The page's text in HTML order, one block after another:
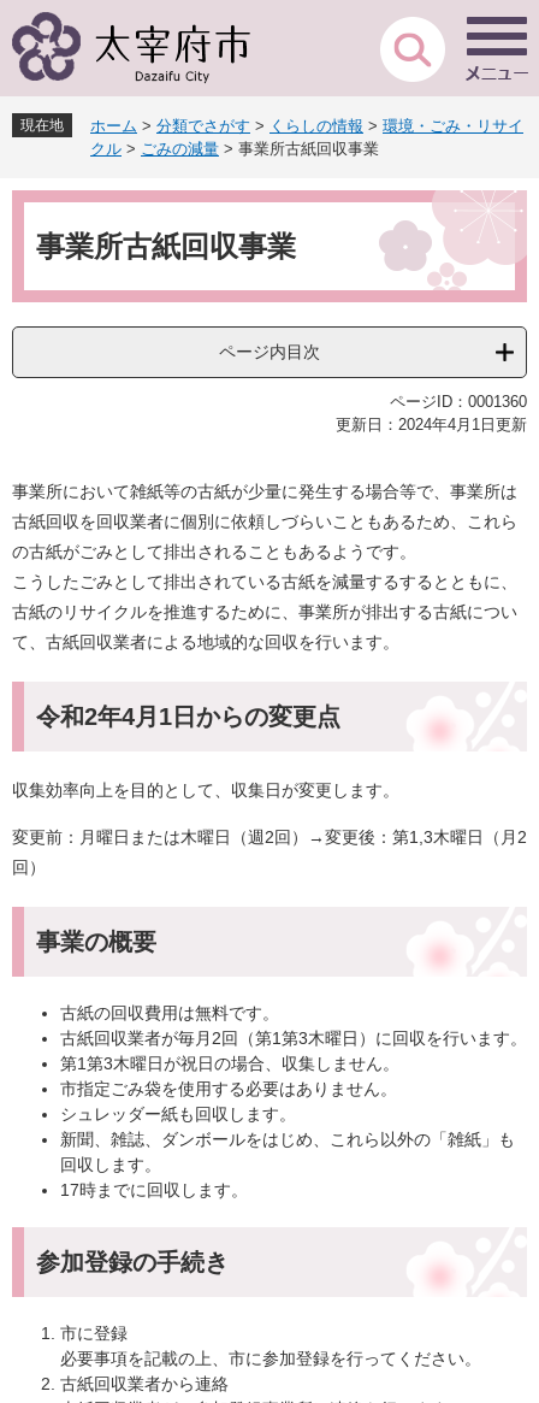
ー
先
頭
す
ニ
を
飛
し
現在地 ホーム > 分類でさがす > くらしの情報 > 環境・ごみ・リサイ
クル > ごみの減量 > 事業所古紙回収事業
本
事業所古紙回収事業
ページ内目次
ページID：0001360
更新日：2024年4月1日更新
事業所において雑紙等の古紙が少量に発生する場合等で、事業所は
古紙回収を回収業者に個別に依頼しづらいこともあるため、これら
の古紙がごみとして排出されることもあるようです。
こうしたごみとして排出されている古紙を減量するするとともに、
古紙のリサイクルを推進するために、事業所が排出する古紙につい
て、古紙回収業者による地域的な回収を行います。
令和2年4月1日からの変更点
収集効率向上を目的として、収集日が変更します。
変更前：月曜日または木曜日（週2回）→変更後：第1,3木曜日（月2
回）
事業の概要
古紙の回収費用は無料です。
古紙回収業者が毎月2回（第1第3木曜日）に回収を行います。
第1第3木曜日が祝日の場合、収集しません。
市指定ごみ袋を使用する必要はありません。
シュレッダー紙も回収します。
新聞、雑誌、ダンボールをはじめ、これら以外の「雑紙」も
回収します。
17時までに回収します。
参加登録の手続き
市に登録
必要事項を記載の上、市に参加登録を行ってください。
古紙回収業者から連絡